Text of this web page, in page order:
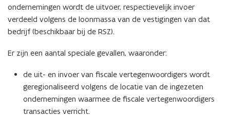
ondernemingen wordt de uitvoer, respectievelijk invoer
verdeeld volgens de loonmassa van de vestigingen van dat
bedrijf (beschikbaar bij de RSZ).
Er zijn een aantal speciale gevallen, waaronder:
de uit- en invoer van fiscale vertegenwoordigers wordt
geregionaliseerd volgens de locatie van de ingezeten
ondernemingen waarmee de fiscale vertegenwoordigers
transacties verricht.